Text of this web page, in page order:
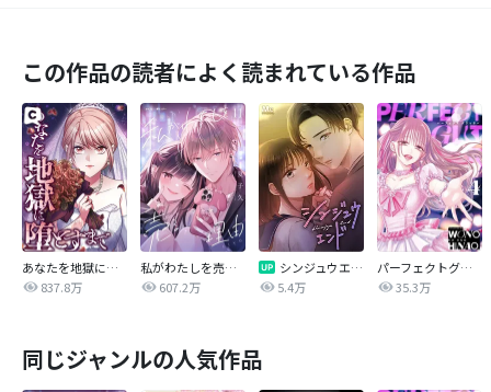
この作品の読者によく読まれている作品
あなたを地獄に堕とすまで
837.8万
私がわたしを売る理由
607.2万
シンジュウエンド【タテヨミ】
5.4万
パーフェクトグリッター
35.3万
同じジャンルの人気作品